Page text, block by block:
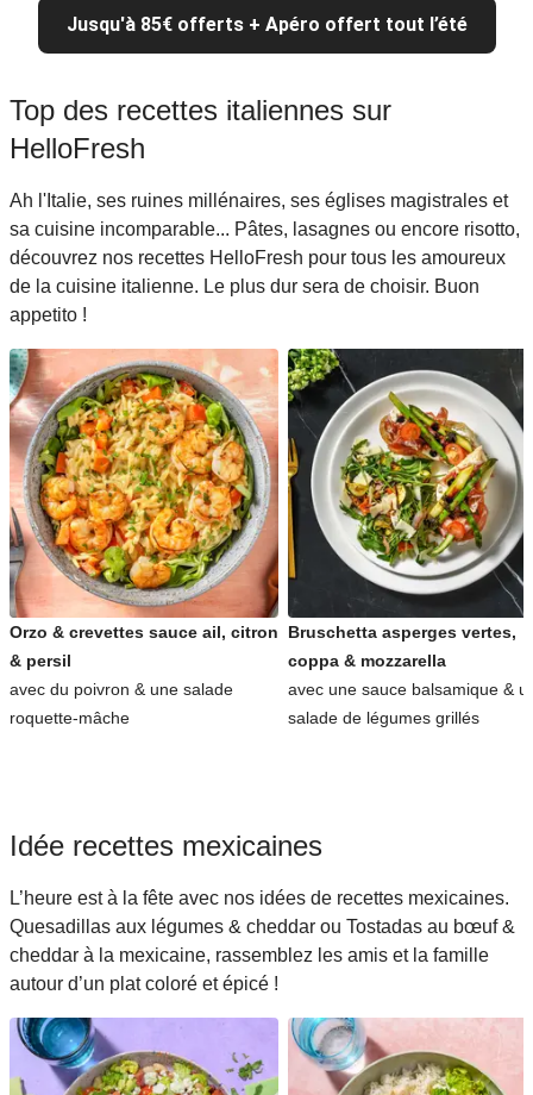
Jusqu'à 85€ offerts + Apéro offert tout l’été
Top des recettes italiennes sur
HelloFresh
Ah l'Italie, ses ruines millénaires, ses églises magistrales et
sa cuisine incomparable... Pâtes, lasagnes ou encore risotto,
découvrez nos recettes HelloFresh pour tous les amoureux
de la cuisine italienne. Le plus dur sera de choisir. Buon
appetito !
Orzo & crevettes sauce ail, citron
& persil
avec du poivron & une salade
roquette-mâche
Bruschetta asperges vertes,
coppa & mozzarella
avec une sauce balsamique &
salade de légumes grillés
Idée recettes mexicaines
L’heure est à la fête avec nos idées de recettes mexicaines.
Quesadillas aux légumes & cheddar ou Tostadas au bœuf &
cheddar à la mexicaine, rassemblez les amis et la famille
autour d’un plat coloré et épicé !